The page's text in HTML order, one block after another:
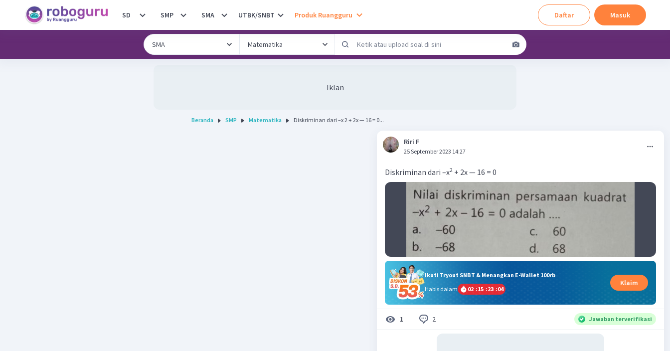
SD SMP SMA UTBK/SNBT Produk Ruangguru Daftar Masuk
Iklan
Beranda SMP Matematika Diskriminan dari –x 2 + 2x — 16 = 0...
Riri F
25 September 2023 14:27
Diskriminan dari –x2 + 2x — 16 = 0
Ikuti Tryout SNBT & Menangkan E-Wallet 100rb
Habis dalam
02 :15 :23 :03
Klaim
1 2 Jawaban terverifikasi